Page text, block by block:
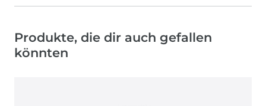
Produkte, die dir auch gefallen
könnten